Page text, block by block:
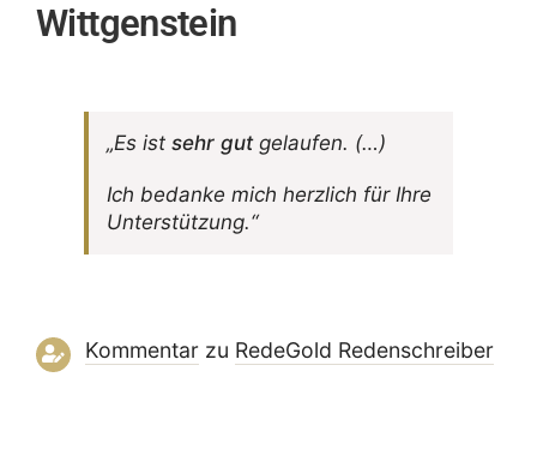
Wittgenstein
„Es ist sehr gutgelaufen. (…)
Ich bedanke mich herz­lich für Ihre
Unterstützung.“
Kommentarzu RedeGold Reden­schreiber